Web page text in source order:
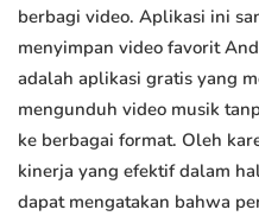
berbagi video. Aplikasi ini
menyimpan video favorit
adalah aplikasi gratis yang
mengunduh video musik
ke berbagai format. Oleh
kinerja yang efektif dalam
dapat mengatakan bahwa